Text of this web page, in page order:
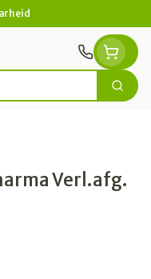
Zoek
Verl.afg.